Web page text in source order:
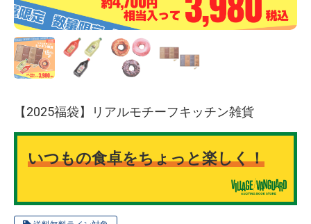
【2025福袋】リアルモチーフキッチン雑貨
いつもの食卓をちょっと楽しく！